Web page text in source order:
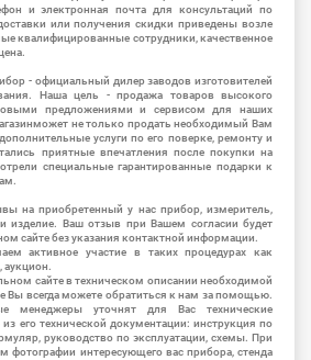
и электронная почта для консультаций по
или получения скидки приведены возле
квалифицированные сотрудники, качественное
- официальный дилер заводов изготовителей
Наша цель - продажа товаров высокого
предложениями и сервисом для наших
не только продать необходимый Вам
услуги по его поверке, ремонту и
приятные впечатления после покупки на
специальные гарантированные подарки к
на приобретенный у нас прибор, измеритель,
изделие. Ваш отзыв при Вашем согласии будет
сайте без указания контактной информации.
активное участие в таких процедурах как
аукцион.
сайте в техническом описании необходимой
Вы всегда можете обратиться к нам за помощью.
менеджеры уточнят для Вас технические
его технической документации: инструкция по
руководство по эксплуатации, схемы. При
фотографии интересующего вас прибора, стенда